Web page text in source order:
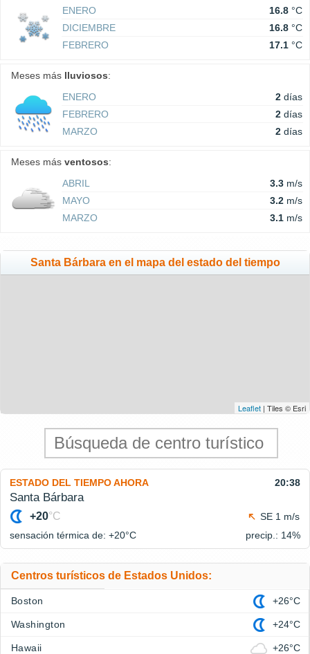
ENERO 16.8 °C
DICIEMBRE
16.8 °C
FEBRERO
17.1 °C
Meses más lluviosos:
ENERO
2 días
FEBRERO
2 días
MARZO
2 días
Meses más ventosos:
ABRIL
3.3 m/s
MAYO
3.2 m/s
MARZO
3.1 m/s
Santa Bárbara en el mapa del estado del tiempo
Leaflet | Tiles © Esri
ESTADO DEL TIEMPO AHORA 20:38
Santa Bárbara
+20°C
SE 1 m/s
sensación térmica de: +20°C precip.: 14%
Centros turísticos de Estados Unidos:
Boston +26°C
Washington +24°C
Hawaii +26°C